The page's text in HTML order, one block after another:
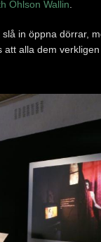
Ohlson Wallin
in öppna dörrar,
alla dem